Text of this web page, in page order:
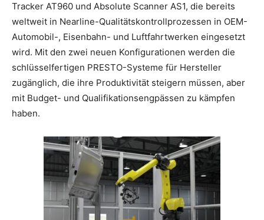
Tracker AT960 und Absolute Scanner AS1, die bereits
weltweit in Nearline-Qualitätskontrollprozessen in OEM-
Automobil-, Eisenbahn- und Luftfahrtwerken eingesetzt
wird. Mit den zwei neuen Konfigurationen werden die
schlüsselfertigen PRESTO-Systeme für Hersteller
zugänglich, die ihre Produktivität steigern müssen, aber
mit Budget- und Qualifikationsengpässen zu kämpfen
haben.